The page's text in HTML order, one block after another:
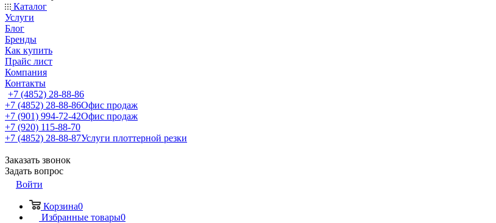
Каталог
Услуги
Блог
Бренды
Как купить
Прайс лист
Компания
Контакты
+7 (4852) 28-88-86
+7 (4852) 28-88-86Офис продаж
+7 (901) 994-72-42Офис продаж
+7 (920) 115-88-70
+7 (4852) 28-88-87Услуги плоттерной резки
Заказать звонок
Задать вопрос
Войти
Корзина0
Избранные товары0